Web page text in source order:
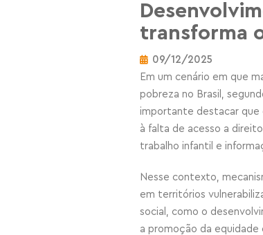
transforma
09/12/2025
Em um cenário em que
pobreza no Brasil,
importante destacar que
à falta de acesso a
trabalho infantil e
Nesse contexto,
em territórios
social, como o
a promoção da equidade